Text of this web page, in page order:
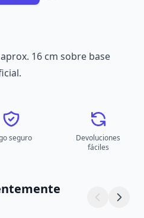
16 cm sobre base
seguro
Devoluciones
fáciles